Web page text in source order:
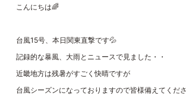
こんにちは🌈
台風15号、本日関東直撃です💦
記録的な暴風、大雨とニュースで見ました・・
近畿地方は残暑がすごく快晴ですが
台風シーズンになっておりますので皆様備えてく